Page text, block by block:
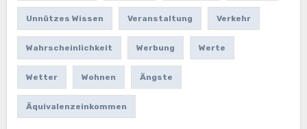
Unnützes Wissen Veranstaltung Verkehr
Wahrscheinlichkeit Werbung Werte
Wetter Wohnen Ängste
Äquivalenzeinkommen